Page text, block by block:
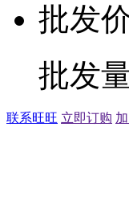
批发
批发
联系旺旺 立即订购